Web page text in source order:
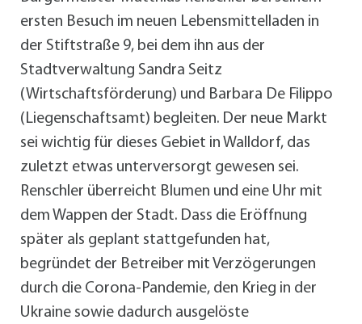
ersten Besuch im neuen Lebensmittelladen in
der Stiftstraße 9, bei dem ihn aus der
Stadtverwaltung Sandra Seitz
(Wirtschaftsförderung) und Barbara De Filippo
(Liegenschaftsamt) begleiten. Der neue Markt
sei wichtig für dieses Gebiet in Walldorf, das
zuletzt etwas unterversorgt gewesen sei.
Renschler überreicht Blumen und eine Uhr mit
dem Wappen der Stadt. Dass die Eröffnung
später als geplant stattgefunden hat,
begründet der Betreiber mit Verzögerungen
durch die Corona-Pandemie, den Krieg in der
Ukraine sowie dadurch ausgelöste